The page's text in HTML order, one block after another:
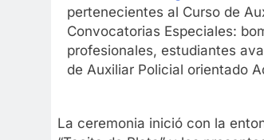
pertenecientes al Curso de
Convocatorias Especiales:
profesionales, estudiantes
de Auxiliar Policial orientado
La ceremonia inició con la